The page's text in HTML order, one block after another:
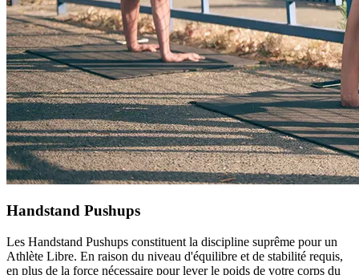
Handstand Pushups
Les Handstand Pushups constituent la discipline suprême pour un
Athlète Libre. En raison du niveau d'équilibre et de stabilité requis,
en plus de la force nécessaire pour lever le poids de votre corps du